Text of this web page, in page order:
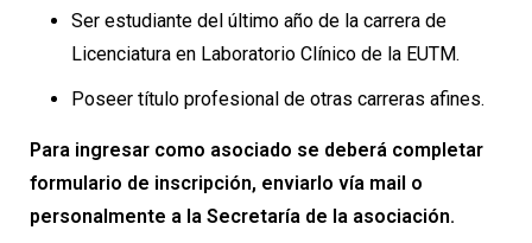
Ser estudiante del último año de la carrera de
Licenciatura en Laboratorio Clínico de la EUTM.
Poseer título profesional de otras carreras afines.
Para ingresar como asociado se deberá completar
formulario de inscripción, enviarlo vía mail o
personalmente a la Secretaría de la asociación.